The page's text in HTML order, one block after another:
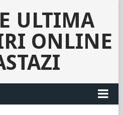
ULTIMA
ONLINE